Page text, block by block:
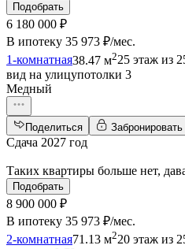
Подобрать
6 180 000 ₽
В ипотеку 35 973 ₽/мес.
1-комнатная38.47 м225 этаж из
вид на улицупотолки 3
Медный
Поделиться Забронировать
Сдача 2027 год
Таких квартиры больше нет,
Подобрать
8 900 000 ₽
В ипотеку 35 973 ₽/мес.
2-комнатная71.13 м220 этаж из